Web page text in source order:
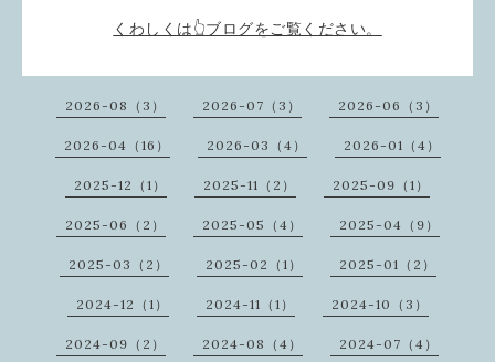
くわしくは👆ブログをご覧ください。
2026-08（3） 2026-07（3） 2026-06（3）
2026-04（16） 2026-03（4） 2026-01（4）
2025-12（1） 2025-11（2） 2025-09（1）
2025-06（2） 2025-05（4） 2025-04（9）
2025-03（2） 2025-02（1） 2025-01（2）
2024-12（1） 2024-11（1） 2024-10（3）
2024-09（2） 2024-08（4） 2024-07（4）